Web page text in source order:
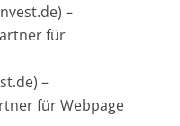
–
für
–
für Webpage